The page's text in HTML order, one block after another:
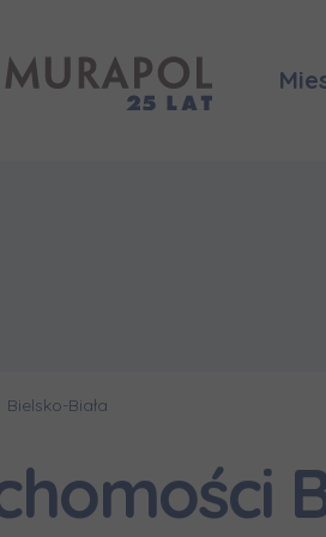
Bielsko-Biała